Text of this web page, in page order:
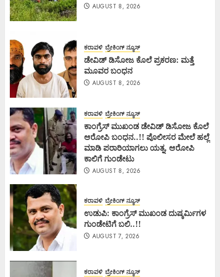
AUGUST 8, 2026
ಕರಾವಳಿ ಬ್ರೇಕಿಂಗ್ ನ್ಯೂಸ್
ಡೇವಿಡ್ ಡಿಸೋಜ ಕೊಲೆ ಪ್ರಕರಣ: ಮತ್ತೆ
ಮೂವರ ಬಂಧನ
AUGUST 8, 2026
ಕರಾವಳಿ ಬ್ರೇಕಿಂಗ್ ನ್ಯೂಸ್
ಕಾಂಗ್ರೆಸ್ ಮುಖಂಡ ಡೇವಿಡ್ ಡಿಸೋಜ ಕೊಲೆ
ಆರೋಪಿ ಬಂಧನ..!! ಪೊಲೀಸರ ಮೇಲೆ ಹಲ್ಲೆ
ಮಾಡಿ ಪರಾರಿಯಾಗಲು ಯತ್ನ, ಆರೋಪಿ
ಕಾಲಿಗೆ ಗುಂಡೇಟು
AUGUST 8, 2026
ಕರಾವಳಿ ಬ್ರೇಕಿಂಗ್ ನ್ಯೂಸ್
ಉಡುಪಿ: ಕಾಂಗ್ರೆಸ್ ಮುಖಂಡ ದುಷ್ಕರ್ಮಿಗಳ
ಗುಂಡೇಟಿಗೆ ಬಲಿ..!!
AUGUST 7, 2026
ಕರಾವಳಿ ಬ್ರೇಕಿಂಗ್ ನ್ಯೂಸ್